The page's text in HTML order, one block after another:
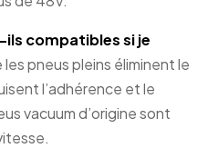
ils compatibles si je
les pneus pleins éliminent le
l’adhérence et le
vacuum d’origine sont